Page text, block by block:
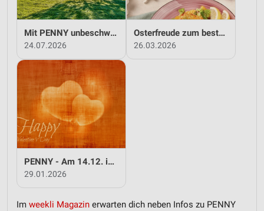
Mit PENNY unbeschwert in den Sommer!
24.07.2026
Osterfreude zum besten Preis - mit PENNY!
26.03.2026
PENNY - Am 14.12. ist Valentinstag
29.01.2026
Im weekli Magazin erwarten dich neben Infos zu PENNY